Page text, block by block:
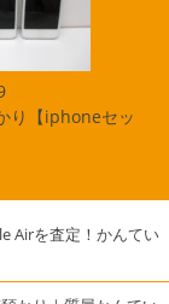
り【iphoneセッ
Airを査定！かんてい